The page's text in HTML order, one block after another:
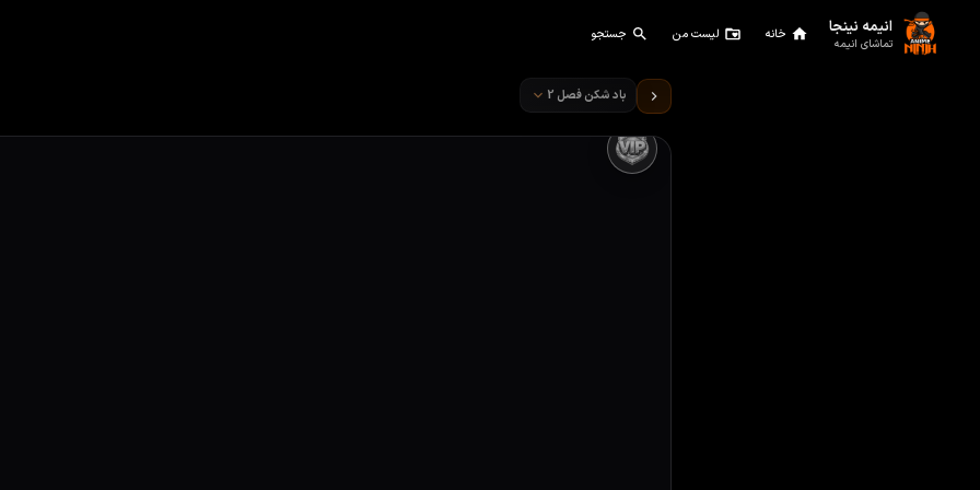
انیمه نینجا
تماشای انیمه
خانه لیست من جستجو
تماشای انیمه باد شکن قسمت 12
باد شکن فصل 2